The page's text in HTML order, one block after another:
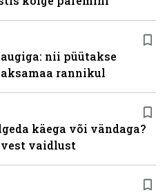
nii püütakse
rannikul
käega või vändaga?
vaidlust